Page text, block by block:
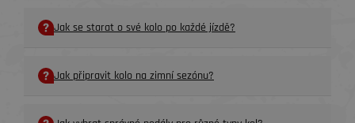
Jak se starat o své kolo po každé jízdě?
Jak připravit kolo na zimní sezónu?